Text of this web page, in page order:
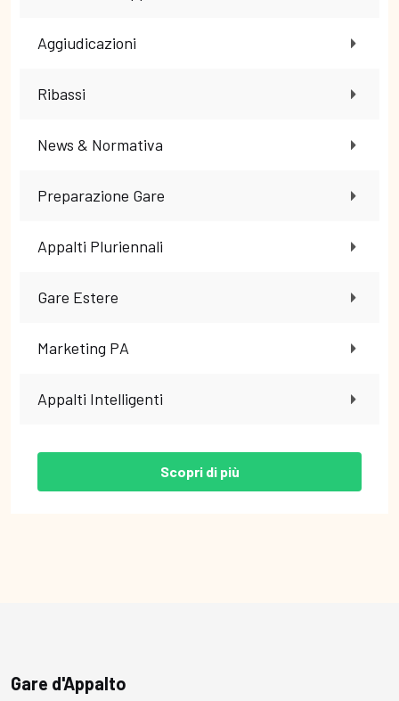
Aggiudicazioni
Ribassi
News & Normativa
Preparazione Gare
Appalti Pluriennali
Gare Estere
Marketing PA
Appalti Intelligenti
Scopri di più
Gare d'Appalto